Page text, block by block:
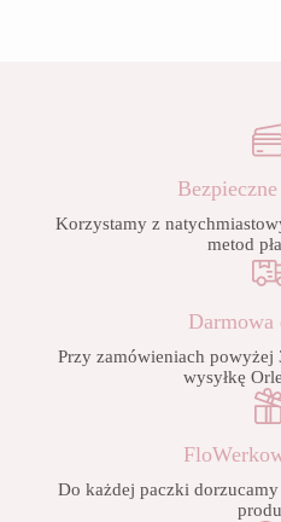
Korzystamy z
metod
Darmowa
Przy zamówieniach powyżej
wysyłkę
Do każdej paczki